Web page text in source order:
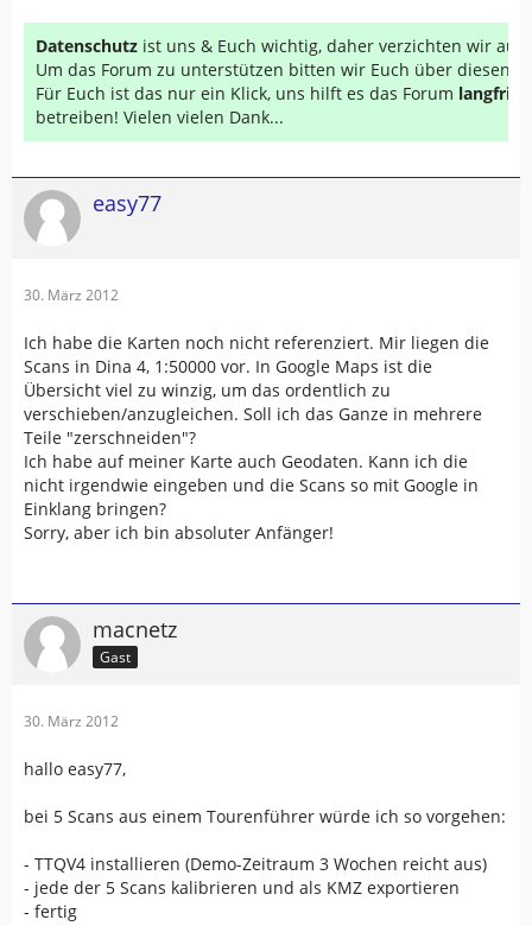
Datenschutz ist uns & Euch wichtig, daher verzichten wir auf
Um das Forum zu unterstützen bitten wir Euch über diesen
Für Euch ist das nur ein Klick, uns hilft es das Forum
betreiben! Vielen vielen Dank...
easy77
30. März 2012
Ich habe die Karten noch nicht referenziert. Mir liegen die
Scans in Dina 4, 1:50000 vor. In Google Maps ist die
Übersicht viel zu winzig, um das ordentlich zu
verschieben/anzugleichen. Soll ich das Ganze in mehrere
Teile "zerschneiden"?
Ich habe auf meiner Karte auch Geodaten. Kann ich die
nicht irgendwie eingeben und die Scans so mit Google in
Einklang bringen?
Sorry, aber ich bin absoluter Anfänger!
macnetz
Gast
30. März 2012
hallo easy77,
bei 5 Scans aus einem Tourenführer würde ich so vorgehen:
- TTQV4 installieren (Demo-Zeitraum 3 Wochen reicht aus)
- jede der 5 Scans kalibrieren und als KMZ exportieren
- fertig